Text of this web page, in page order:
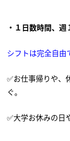
・１日数時間、
シフトは完全自由
✅お仕事帰りや、
ぐ。
✅大学お休みの日